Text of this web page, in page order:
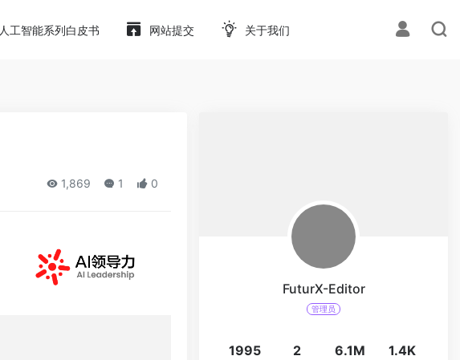
人工智能系列白皮书 网站提交 关于我们
1,869 1 0
FuturX-Editor
管理员
1995 2 6.1M 1.4K